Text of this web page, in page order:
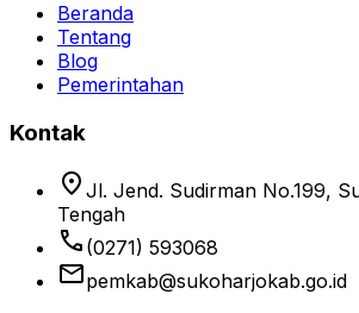
Beranda
Tentang
Blog
Pemerintahan
Kontak
location_on Jl. Jend. Sudirman No.199,
Tengah
phone (0271) 593068
emailpemkab@sukoharjokab.go.id